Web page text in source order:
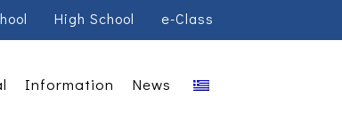
High School e-Class
Information News